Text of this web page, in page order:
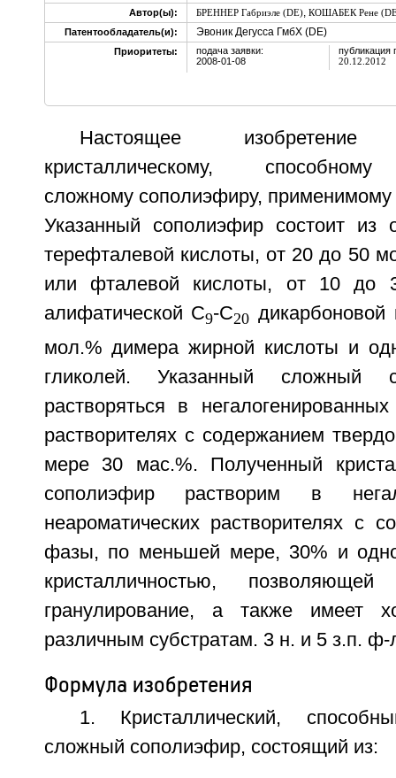
Автор(ы): БРЕННЕР Габриэле (DE), КОШАБЕК Рене
Патентообладатель(и):
Эвоник Дегусса ГмбХ (DE)
Приоритеты:
подача заявки:
2008-01-08
публикация
20.12.2012
Настоящее
кристаллическому, способному
сложному сополиэфиру, применимому
Указанный сополиэфир состоит
терефталевой кислоты, от 20 до 50
или фталевой кислоты, от 10 до
алифатической C9-C20
мол.% димера жирной кислоты и
гликолей. Указанный сложный
растворяться в
растворителях с содержанием
мере 30 мас.%. Полученный
сополиэфир растворим в
неароматических растворителях с
фазы, по меньшей мере, 30% и
кристалличностью,
гранулирование, а также имеет
различным субстратам. 3 н. и 5 з.п.
Формула изобретения
1. Кристаллический,
сложный сополиэфир, состоящий из: